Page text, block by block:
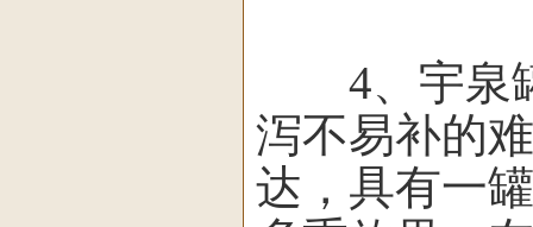
4、宇泉罐
泻不易补的
达，具有一